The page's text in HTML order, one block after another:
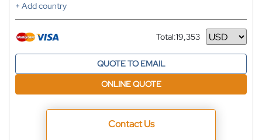
+ Add country
Total:19,353
Currency
QUOTE TO EMAIL
ONLINE QUOTE
Contact Us